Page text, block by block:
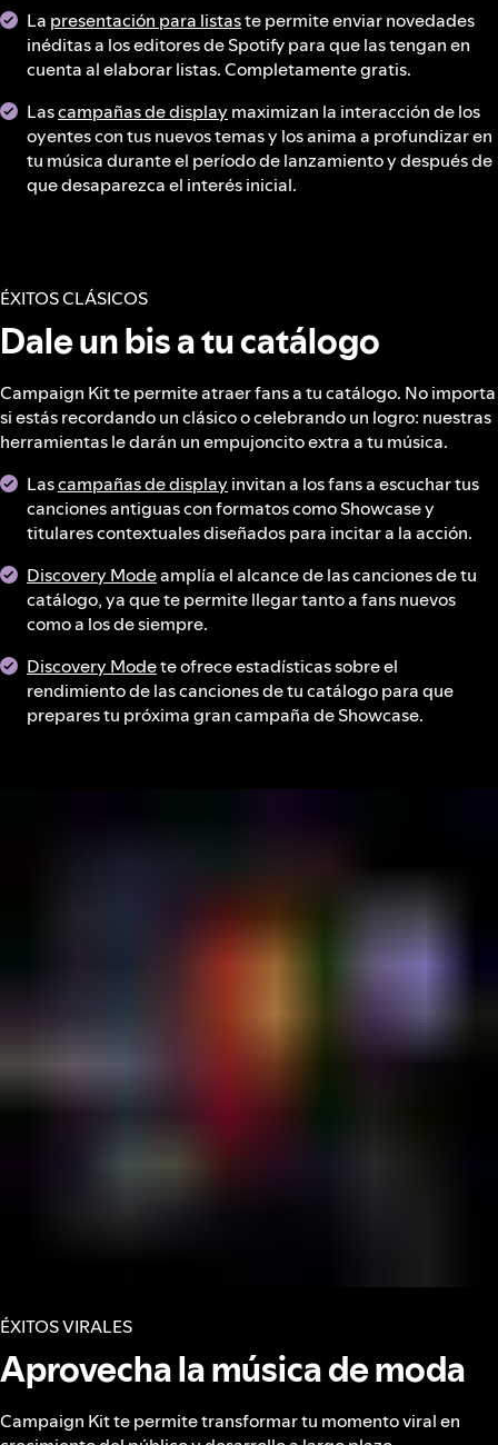
La presentación para listaste permite enviar novedades
inéditas a los editores de Spotify para que las tengan en
cuenta al elaborar listas. Completamente gratis.
Lascampañas de display maximizan la interacción de los
oyentes con tus nuevos temas y los anima a profundizar en
tu música durante el período de lanzamiento y después de
que desaparezca el interés inicial.
ÉXITOS CLÁSICOS
Dale un bis a tu catálogo
Campaign Kit te permite atraer fans a tu catálogo. No importa
si estás recordando un clásico o celebrando un logro: nuestras
herramientas le darán un empujoncito extra a tu música.
Lascampañas de display invitan a los fans a escuchar tus
canciones antiguas con formatos como Showcase y
titulares contextuales diseñados para incitar a la acción.
Discovery Modeamplía el alcance de las canciones de tu
catálogo, ya que te permite llegar tanto a fans nuevos
como a los de siempre.
Discovery Modete ofrece estadísticas sobre el
rendimiento de las canciones de tu catálogo para que
prepares tu próxima gran campaña de Showcase.
ÉXITOS VIRALES
Aprovecha la música de moda
Campaign Kit te permite transformar tu momento viral en